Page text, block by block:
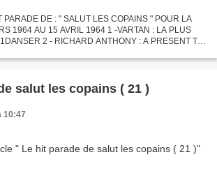
PARADE DE : " SALUT LES COPAINS " POUR LA
1964 AU 15 AVRIL 1964 1 -VARTAN : LA PLUS
2 - RICHARD ANTHONY : A PRESENT TU
Le hit parade de salut les copains ( 21 )
10:47